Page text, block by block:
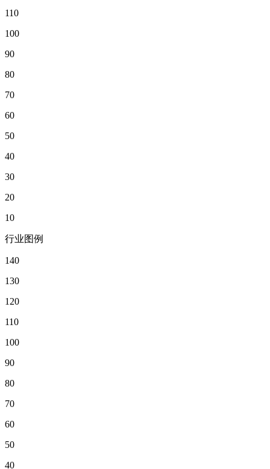
110
100
90
80
70
60
50
40
30
20
10
行业图例
140
130
120
110
100
90
80
70
60
50
40